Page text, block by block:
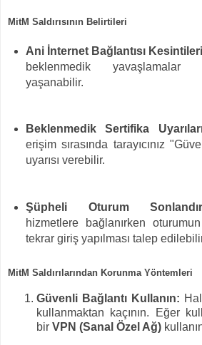
MitM Saldırısının Belirtileri
Ani İnternet Bağlantısı
beklenmedik
yaşanabilir.
Beklenmedik Sertifika
erişim sırasında tarayıcınız
uyarısı verebilir.
Şüpheli Oturum
hizmetlere bağlanırken
tekrar giriş yapılması talep
MitM Saldırılarından Korunma Yöntemleri
Güvenli Bağlantı Kullanın:
kullanmaktan kaçının. Eğer
bir VPN (Sanal Özel Ağ)